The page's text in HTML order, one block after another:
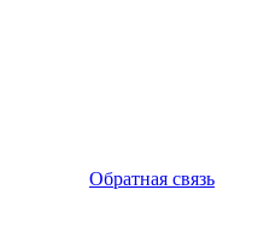
Обратная связь